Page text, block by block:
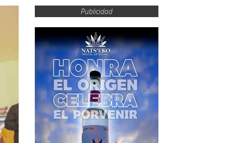
Publicidad